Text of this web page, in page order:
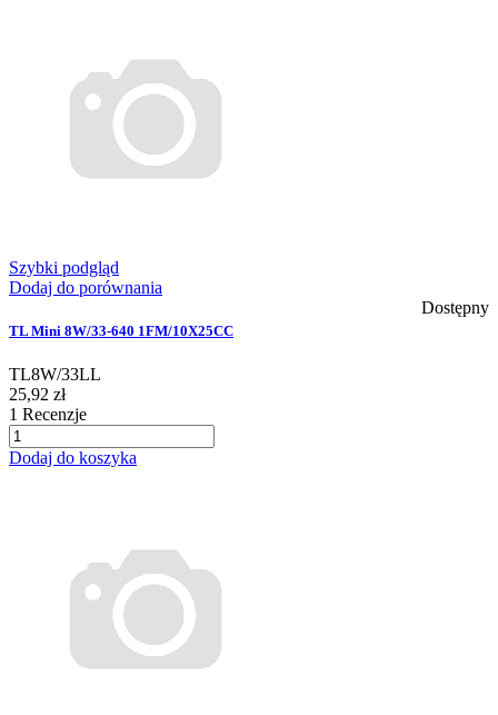
Szybki podgląd
Dodaj do porównania
Dostępny
TL Mini 8W/33-640 1FM/10X25CC
TL8W/33LL
25,92 zł
1 Recenzje
Dodaj do koszyka